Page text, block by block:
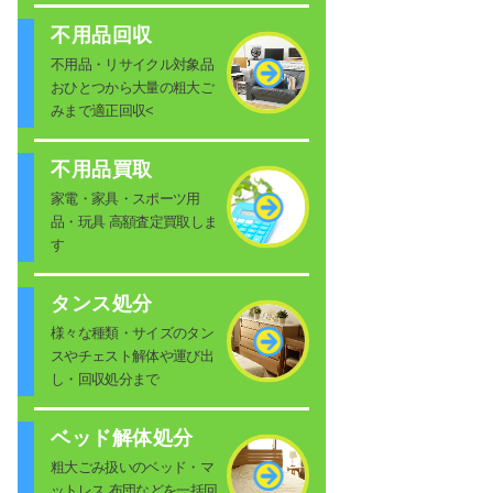
不用品回収
不用品・リサイクル対象品
おひとつから大量の粗大ご
みまで適正回収<
不用品買取
家電・家具・スポーツ用
品・玩具 高額査定買取しま
す
タンス処分
様々な種類・サイズのタン
スやチェスト解体や運び出
し・回収処分まで
ベッド解体処分
粗大ごみ扱いのベッド・マ